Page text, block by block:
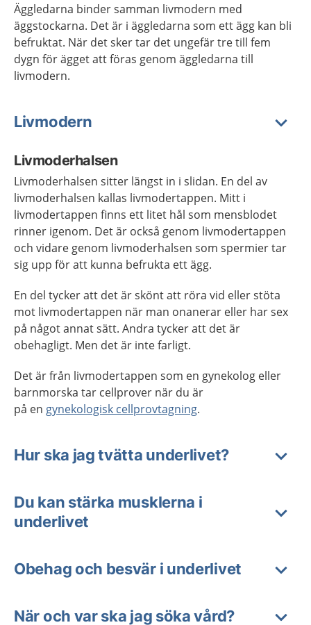
Äggledarna binder samman livmodern med
äggstockarna. Det är i äggledarna som ett ägg kan bli
befruktat. När det sker tar det ungefär tre till fem
dygn för ägget att föras genom äggledarna till
livmodern.
Livmodern
Livmoderhalsen
Livmoderhalsen sitter längst in i slidan. En del av
livmoderhalsen kallas livmodertappen. Mitt i
livmodertappen finns ett litet hål som mensblodet
rinner igenom. Det är också genom livmodertappen
och vidare genom livmoderhalsen som spermier tar
sig upp för att kunna befrukta ett ägg.
En del tycker att det är skönt att röra vid eller stöta
mot livmodertappen när man onanerar eller har sex
på något annat sätt. Andra tycker att det är
obehagligt. Men det är inte farligt.
Det är från livmodertappen som en gynekolog eller
barnmorska tar cellprover när du är
på en gynekologisk cellprovtagning.
Hur ska jag tvätta underlivet?
Du kan stärka musklerna i
underlivet
Obehag och besvär i underlivet
När och var ska jag söka vård?